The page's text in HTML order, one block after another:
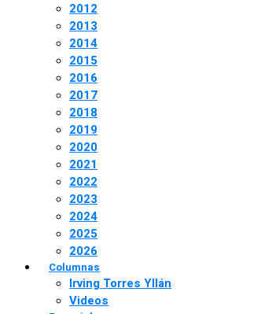
2012
2013
2014
2015
2016
2017
2018
2019
2020
2021
2022
2023
2024
2025
2026
Columnas
Irving Torres Yllán
Videos